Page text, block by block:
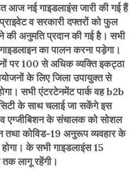
आज नई गाइडलाइंस जारी की गई हैं
व सरकारी दफ्तरों को फुल
अनुमति प्रदान की गई है। सभी
का पालन करना पड़ेगा।
पर 100 से अधिक व्यक्ति इकट्ठा
के लिए जिला उपायुक्त से
सभी एंटरटेनमेंट पार्क वह b2b
के साथ चलाई जा सकेंगे इस
व एग्जीबिशन के संचालक को सोशल
तथा कोविड-19 अनुरूप व्यवहार के
के सभी गाइडलाइंस 15
लागू रहेंगी।